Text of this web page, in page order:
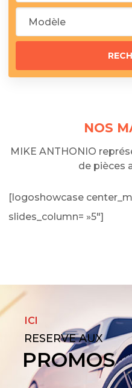
NOS
MIKE ANTHONIO
de pièces
[logoshowcase
slides_column= »5″]
ICI
RESERVE AUX
PROMOS